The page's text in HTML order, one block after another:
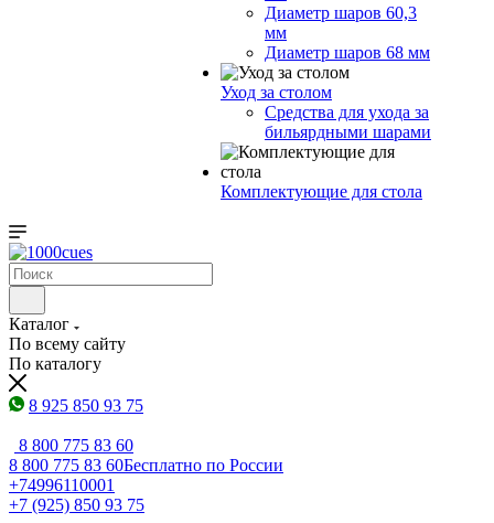
Диаметр шаров 60,3
мм
Диаметр шаров 68 мм
Уход за столом
Средства для ухода за
бильярдными шарами
Комплектующие для стола
Каталог
По всему сайту
По каталогу
8 925 850 93 75
8 800 775 83 60
8 800 775 83 60Бесплатно по России
+74996110001
+7 (925) 850 93 75